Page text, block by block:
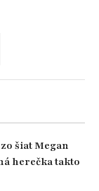
herečka takto